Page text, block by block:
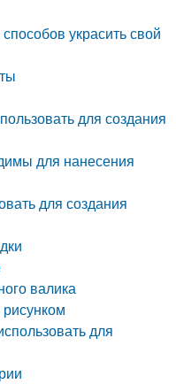
украсить свой
для создания
для нанесения
для создания
валика
для